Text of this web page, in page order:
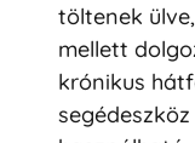
töltenek
mellett
krónikus